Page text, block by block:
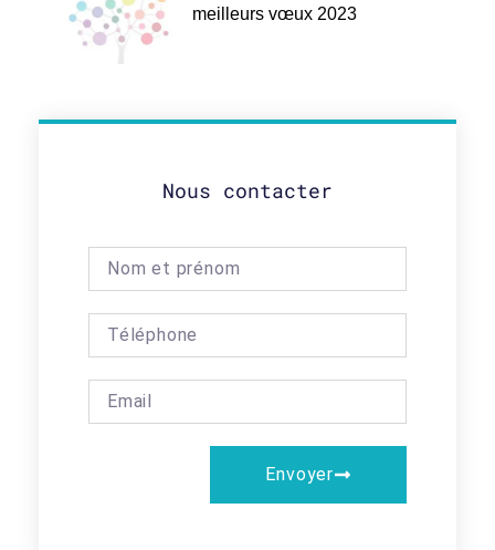
meilleurs vœux 2023
Nous contacter
Envoyer